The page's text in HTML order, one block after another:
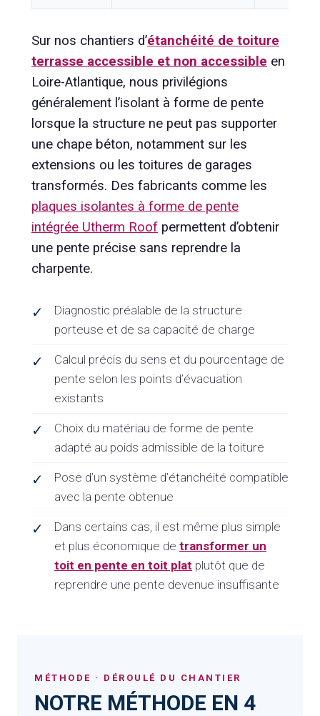
Sur nos chantiers d’étanchéité de toiture
terrasse accessible et non accessible en
Loire-Atlantique, nous privilégions
généralement l’isolant à forme de pente
lorsque la structure ne peut pas supporter
une chape béton, notamment sur les
extensions ou les toitures de garages
transformés. Des fabricants comme les
plaques isolantes à forme de pente
intégrée Utherm Roof permettent d’obtenir
une pente précise sans reprendre la
charpente.
✓
Diagnostic préalable de la structure
porteuse et de sa capacité de charge
✓
Calcul précis du sens et du pourcentage de
pente selon les points d’évacuation
existants
✓
Choix du matériau de forme de pente
adapté au poids admissible de la toiture
✓
Pose d’un système d’étanchéité compatible
avec la pente obtenue
✓
Dans certains cas, il est même plus simple
et plus économique de transformer un
toit en pente en toit plat plutôt que de
reprendre une pente devenue insuffisante
MÉTHODE · DÉROULÉ DU CHANTIER
NOTRE MÉTHODE EN 4